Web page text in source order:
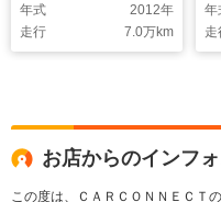
プッシュスタート 純
正ナビ バックカメ
ラ コーナーセンサ
調 クルーズコントロ
ール ステアスイッチ
年式
2012年
走行
7.0万km
年
走
お店からのインフ
この度は、ＣＡＲＣＯＮＮＥＣＴ